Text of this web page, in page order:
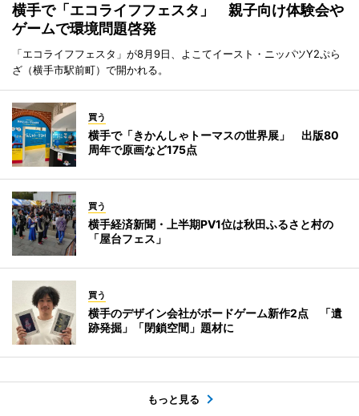
横手で「エコライフフェスタ」 親子向け体験会や
ゲームで環境問題啓発
「エコライフフェスタ」が8月9日、よこてイースト・ニッパツY2ぷら
ざ（横手市駅前町）で開かれる。
買う
横手で「きかんしゃトーマスの世界展」 出版80
周年で原画など175点
買う
横手経済新聞・上半期PV1位は秋田ふるさと村の
「屋台フェス」
買う
横手のデザイン会社がボードゲーム新作2点 「遺
跡発掘」「閉鎖空間」題材に
もっと見る